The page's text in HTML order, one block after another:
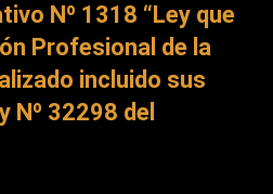
Nº 1318 “Ley que
Profesional de la
incluido sus
32298 del